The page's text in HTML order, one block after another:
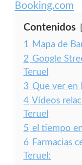
Booking.com
Contenidos
1 Mapa de
2 Google
Teruel
3 Que ver en
4 Vídeos
Teruel
5 el tiempo
6 Farmacias
Teruel: